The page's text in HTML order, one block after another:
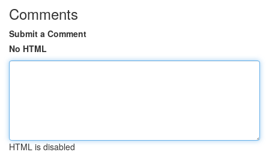
Comments
Submit a Comment
No HTML
HTML is disabled